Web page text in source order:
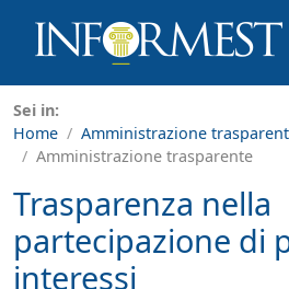
Sei in:
Home
Amministrazione
Amministrazione trasparente
Trasparenza nella
partecipazione di
interessi